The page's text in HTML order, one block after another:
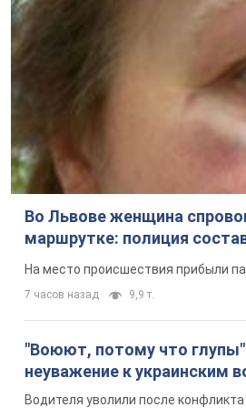
Во Львове женщина
маршрутке: полиция
На место происшествия прибыли
7 часов назад 9,9 т.
"Воюют, потому что
неуважение к украинским
Водителя уволили после